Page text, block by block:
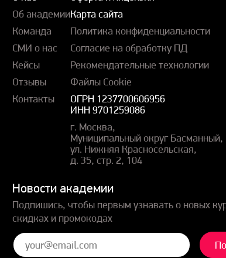
Об академии
Команда
СМИ о нас
Кейсы
Отзывы
Контакты
Карта сайта
Политика конфиденциальности
Согласие на обработку ПД
Рекомендательные технологии
Файлы Cookie
ОГРН 1237700606956
ИНН 9701259086
г. Москва,
Муниципальный округ Басманный,
ул. Нижняя Красносельская,
д. 35, стр. 2, 104
Новости академии
Подпишись, чтобы первым узнавать о новых
скидках и промокодах